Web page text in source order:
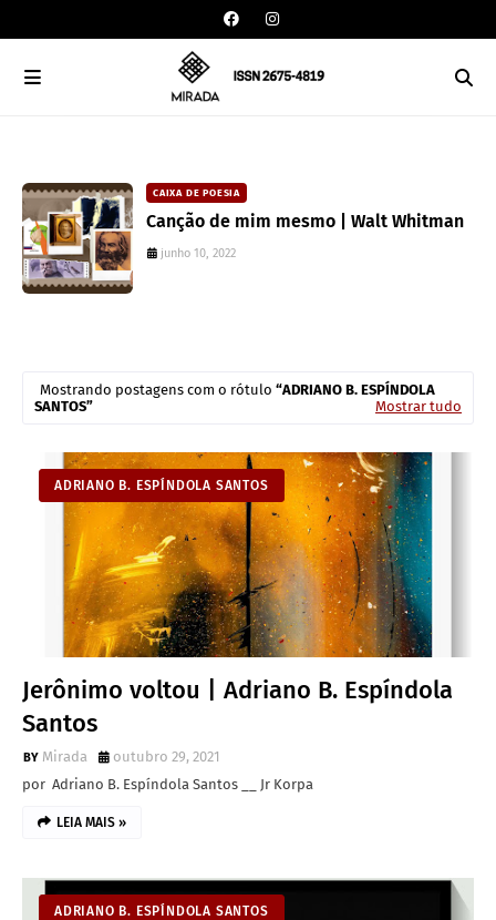
CAIXA DE POESIA
Canção de mim mesmo | Walt Whitman
junho 10, 2022
Mostrando postagens com o rótulo
ADRIANO B. ESPÍNDOLA
SANTOS
Mostrar tudo
ADRIANO B. ESPÍNDOLA SANTOS
Jerônimo voltou | Adriano B. Espíndola
Santos
Mirada
outubro 29, 2021
por Adriano B. Espíndola Santos __ Jr Korpa
LEIA MAIS »
ADRIANO B. ESPÍNDOLA SANTOS